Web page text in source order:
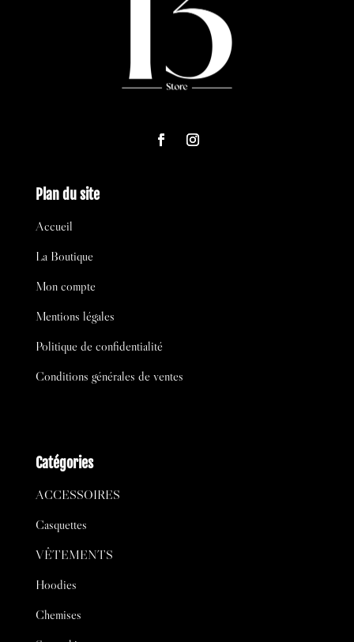
Plan du site
Accueil
La Boutique
Mon compte
Mentions légales
Politique de confidentialité
Conditions générales de ventes
Catégories
ACCESSOIRES
Casquettes
VÊTEMENTS
Hoodies
Chemises